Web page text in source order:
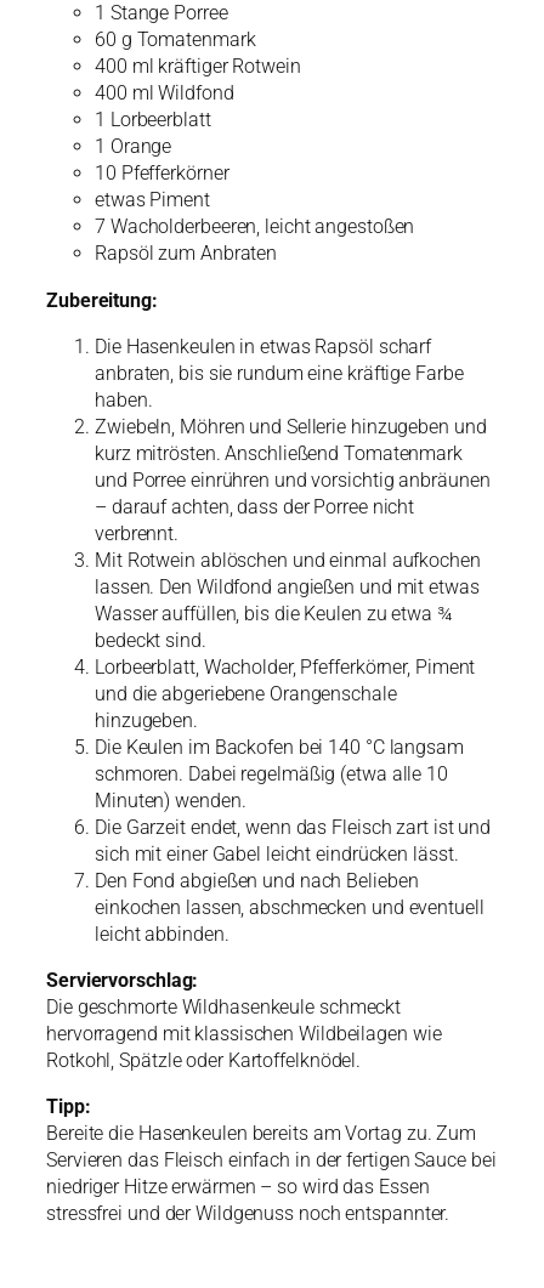
1 Stange Porree
60 g Tomatenmark
400 ml kräftiger Rotwein
400 ml Wildfond
1 Lorbeerblatt
1 Orange
10 Pfefferkörner
etwas Piment
7 Wacholderbeeren, leicht angestoßen
Rapsöl zum Anbraten
Zubereitung:
Die Hasenkeulen in etwas Rapsöl scharf
anbraten, bis sie rundum eine kräftige Farbe
haben.
Zwiebeln, Möhren und Sellerie hinzugeben und
kurz mitrösten. Anschließend Tomatenmark
und Porree einrühren und vorsichtig anbräunen
– darauf achten, dass der Porree nicht
verbrennt.
Mit Rotwein ablöschen und einmal aufkochen
lassen. Den Wildfond angießen und mit etwas
Wasser auffüllen, bis die Keulen zu etwa ¾
bedeckt sind.
Lorbeerblatt, Wacholder, Pfefferkörner, Piment
und die abgeriebene Orangenschale
hinzugeben.
Die Keulen im Backofen bei 140 °C langsam
schmoren. Dabei regelmäßig (etwa alle 10
Minuten) wenden.
Die Garzeit endet, wenn das Fleisch zart ist und
sich mit einer Gabel leicht eindrücken lässt.
Den Fond abgießen und nach Belieben
einkochen lassen, abschmecken und eventuell
leicht abbinden.
Serviervorschlag:
Die geschmorte Wildhasenkeule schmeckt
hervorragend mit klassischen Wildbeilagen wie
Rotkohl, Spätzle oder Kartoffelknödel.
Tipp:
Bereite die Hasenkeulen bereits am Vortag zu. Zum
Servieren das Fleisch einfach in der fertigen Sauce bei
niedriger Hitze erwärmen – so wird das Essen
stressfrei und der Wildgenuss noch entspannter.